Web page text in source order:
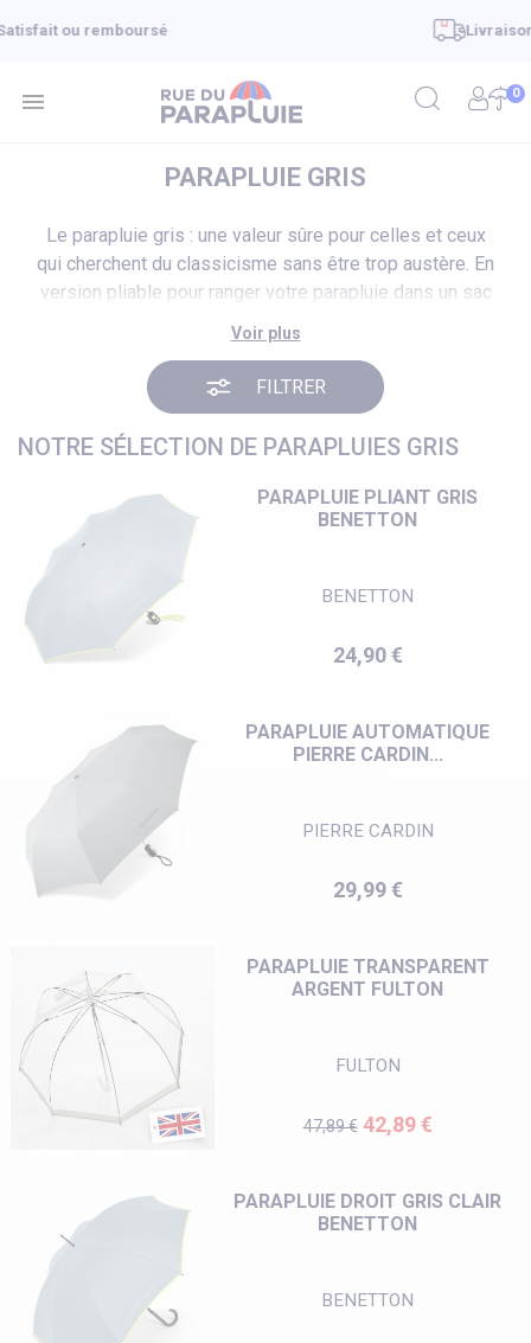
Livraison en 48h - offerte à partir de 39€
 0
PARAPLUIE GRIS
Le parapluie gris : une valeur sûre pour celles et ceux
qui cherchent du classicisme sans être trop austère. En
version pliable pour ranger votre parapluie dans un sac
ou en version droite pour privilégiez l'envergure de la
toile et le style. En gris clair nuage pour une touche
mode ou plus foncé associé à un motif écossais ou
Voir plus
FILTRER
NOTRE SÉLECTION DE PARAPLUIES GRIS
PARAPLUIE PLIANT GRIS
BENETTON
BENETTON
Prix
24,90 €
PARAPLUIE AUTOMATIQUE
PIERRE CARDIN...
PIERRE CARDIN
Prix
29,99 €
PARAPLUIE TRANSPARENT
ARGENT FULTON
FULTON
Prix de base
47,89 € Prix
42,89 €
PARAPLUIE DROIT GRIS CLAIR
BENETTON
BENETTON